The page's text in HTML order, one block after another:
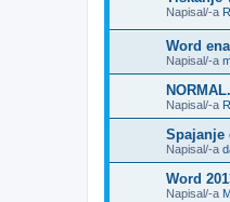
Napisal/-a
Word
Napisal/-a
Napisal/-a
Spajanje
Napisal/-a
Word
Napisal/-a